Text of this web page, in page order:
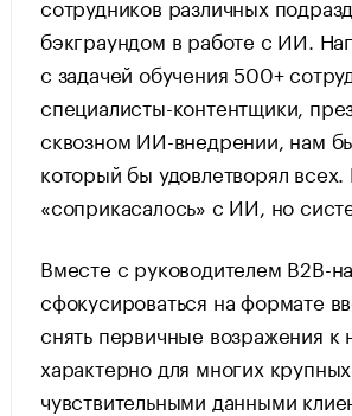
бэкграундом в работе с ИИ.
с задачей обучения 500+
специалисты-контентщики,
сквозном ИИ-внедрении, нам
который бы удовлетворял
«соприкасалось» с ИИ, но
Вместе с руководителем B2B-
сфокусироваться на формате
снять первичные возражения
характерно для многих
чувствительными данными